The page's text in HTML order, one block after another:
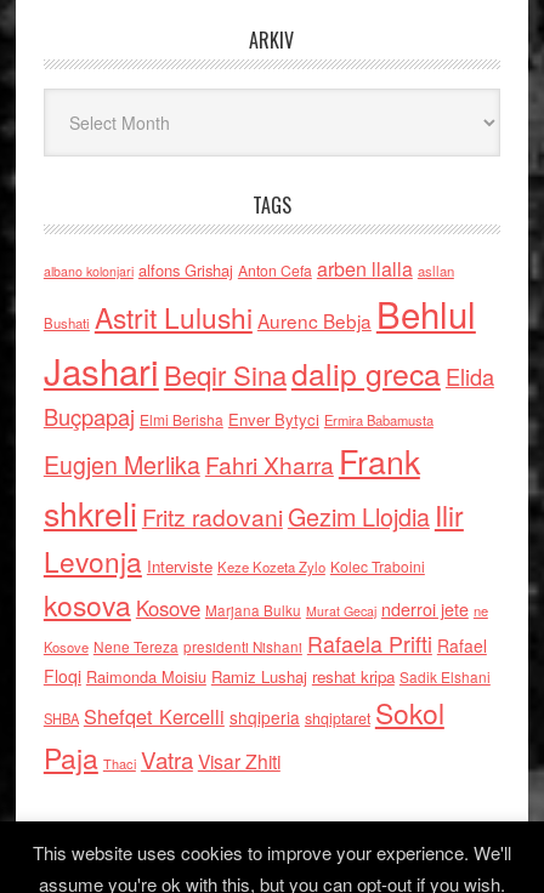
ARKIV
TAGS
albano kolonjari alfons Grishaj Anton Cefa arben llalla asllan
Bushati Astrit Lulushi Aurenc Bebja Behlul
Jashari Beqir Sinadalip grecaElida
Buçpapaj Elmi Berisha Enver Bytyci Ermira Babamusta
Eugjen MerlikaFahri Xharra Frank
shkreli Fritz radovaniGezim Llojdia Ilir
Levonja Interviste Keze Kozeta Zylo Kolec Traboini
kosova Kosove Marjana Bulku Murat Gecaj nderroi jete ne
Kosove Nene Tereza presidenti Nishani Rafaela Prifti Rafael
Floqi Raimonda Moisiu Ramiz Lushaj reshat kripa Sadik Elshani
SHBA Shefqet Kercelli shqiperia shqiptaret Sokol
Paja Thaci VatraVisar Zhiti
This website uses cookies to improve your experience. We'll
assume you're ok with this, but you can opt-out if you wish.